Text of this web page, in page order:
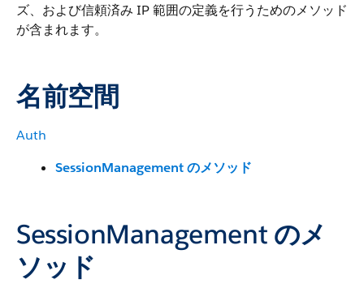
ズ、および信頼済み IP 範囲の定義を行うためのメソッド
が含まれます。
名前空間
Auth
SessionManagement のメソッド
SessionManagement のメ
ソッド